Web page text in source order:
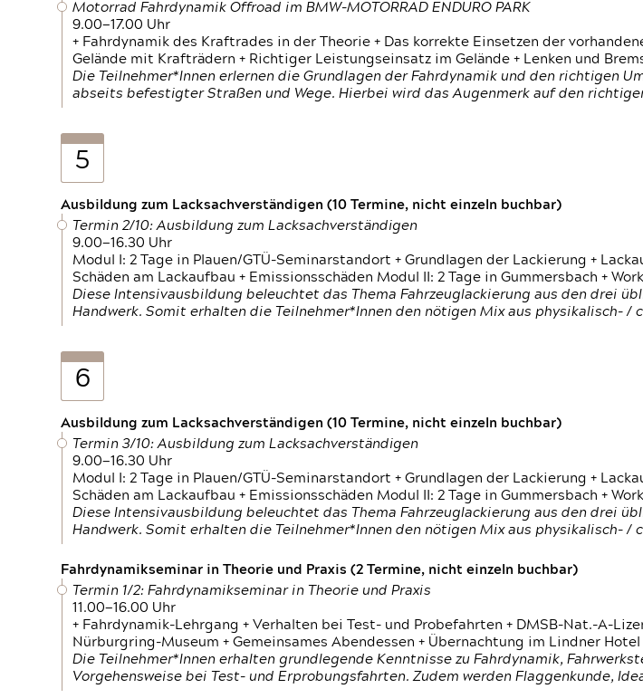
Motorrad Fahrdynamik Offroad im BMW-MOTORRAD ENDURO PARK
9.00—17.00 Uhr
+ Fahrdynamik des Kraftrades in der Theorie + Das korrekte Einsetzen der
Gelände mit Krafträdern + Richtiger Leistungseinsatz im Gelände + Lenken und
Die Teilnehmer*Innen erlernen die Grundlagen der Fahrdynamik und den richtigen
abseits befestigter Straßen und Wege. Hierbei wird das Augenmerk auf den
5
Ausbildung zum Lacksachverständigen (10 Termine, nicht einzeln buchbar)
Termin 2/10: Ausbildung zum Lacksachverständigen
9.00—16.30 Uhr
Modul I: 2 Tage in Plauen/GTÜ-Seminarstandort + Grundlagen der Lackierung +
Schäden am Lackaufbau + Emissionsschäden Modul II: 2 Tage in Gummersbach +
Diese Intensivausbildung beleuchtet das Thema Fahrzeuglackierung aus den drei
Handwerk. Somit erhalten die Teilnehmer*Innen den nötigen Mix aus physikalisch- /
6
Ausbildung zum Lacksachverständigen (10 Termine, nicht einzeln buchbar)
Termin 3/10: Ausbildung zum Lacksachverständigen
9.00—16.30 Uhr
Modul I: 2 Tage in Plauen/GTÜ-Seminarstandort + Grundlagen der Lackierung +
Schäden am Lackaufbau + Emissionsschäden Modul II: 2 Tage in Gummersbach +
Diese Intensivausbildung beleuchtet das Thema Fahrzeuglackierung aus den drei
Handwerk. Somit erhalten die Teilnehmer*Innen den nötigen Mix aus physikalisch- /
Fahrdynamikseminar in Theorie und Praxis (2 Termine, nicht einzeln buchbar)
Termin 1/2: Fahrdynamikseminar in Theorie und Praxis
11.00—16.00 Uhr
+ Fahrdynamik-Lehrgang + Verhalten bei Test- und Probefahrten + DMSB-Nat.-A-
Nürburgring-Museum + Gemeinsames Abendessen + Übernachtung im Lindner
Die Teilnehmer*Innen erhalten grundlegende Kenntnisse zu Fahrdynamik,
Vorgehensweise bei Test- und Erprobungsfahrten. Zudem werden Flaggenkunde,